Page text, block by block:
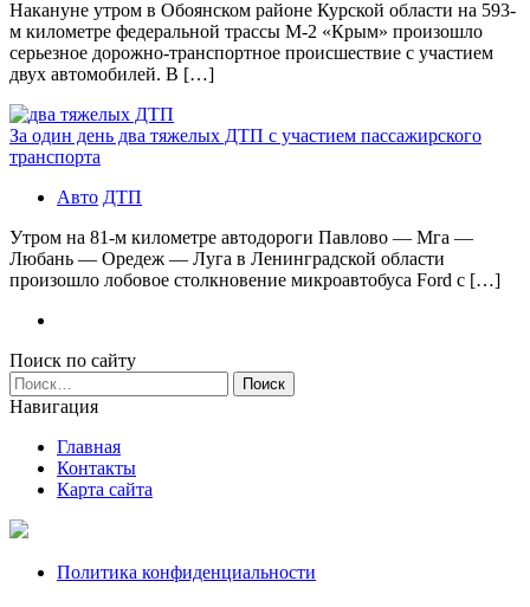
Накануне утром в Обоянском районе Курской области на 593-
м километре федеральной трассы М-2 «Крым» произошло
серьезное дорожно-транспортное происшествие с участием
двух автомобилей. В […]
За один день два тяжелых ДТП с участием пассажирского
транспорта
Авто ДТП
Утром на 81-м километре автодороги Павлово — Мга —
Любань — Оредеж — Луга в Ленинградской области
произошло лобовое столкновение микроавтобуса Ford с […]
Поиск по сайту
Найти:
Навигация
Главная
Контакты
Карта сайта
Политика конфиденциальности